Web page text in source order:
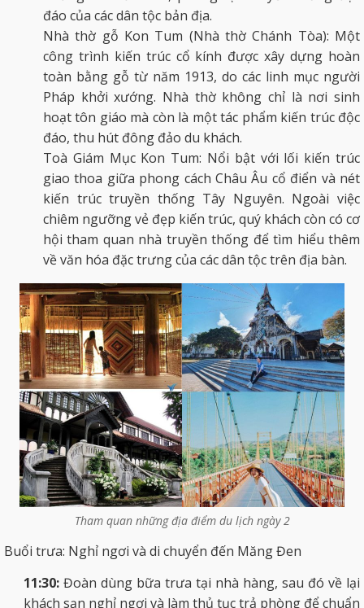
đáo của các dân tộc bản địa.
Nhà thờ gỗ Kon Tum (Nhà thờ Chánh Tòa): Một
công trình kiến trúc cổ kính được xây dựng hoàn
toàn bằng gỗ từ năm 1913, do các linh mục người
Pháp khởi xướng. Nhà thờ không chỉ là nơi sinh
hoạt tôn giáo mà còn là một tác phẩm kiến trúc độc
đáo, thu hút đông đảo du khách.
Toà Giám Mục Kon Tum: Nổi bật với lối kiến trúc
giao thoa giữa phong cách Châu Âu cổ điển và nét
kiến trúc truyền thống Tây Nguyên. Ngoài việc
chiêm ngưỡng vẻ đẹp kiến trúc, quý khách còn có cơ
hội tham quan nhà truyền thống để tìm hiểu thêm
về văn hóa đặc trưng của các dân tộc trên địa bàn.
Tham quan những địa điểm du lịch ngày 2
Buổi trưa: Nghỉ ngơi và di chuyển đến Măng Đen
11:30: Đoàn dùng bữa trưa tại nhà hàng, sau đó về lại
khách sạn nghỉ ngơi và làm thủ tục trả phòng để chuẩn